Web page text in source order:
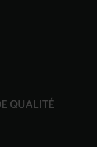
QUALITÉ